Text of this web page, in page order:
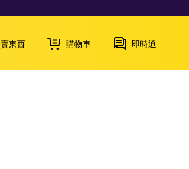
賣東西 購物車 即時通